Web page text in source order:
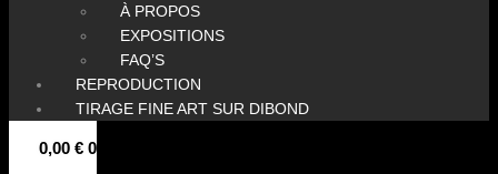
À PROPOS
EXPOSITIONS
FAQ’S
REPRODUCTION
TIRAGE FINE ART SUR DIBOND
0,00 € 0